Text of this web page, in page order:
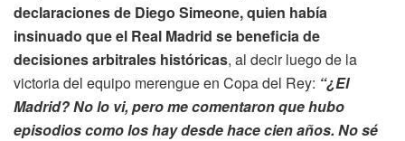
declaraciones de Diego Simeone, quien había
insinuado que el Real Madrid se beneficia de
decisiones arbitrales históricas, al decir luego de la
victoria del equipo merengue en Copa del Rey: “¿El
Madrid? No lo vi, pero me comentaron que hubo
episodios como los hay desde hace cien años. No sé